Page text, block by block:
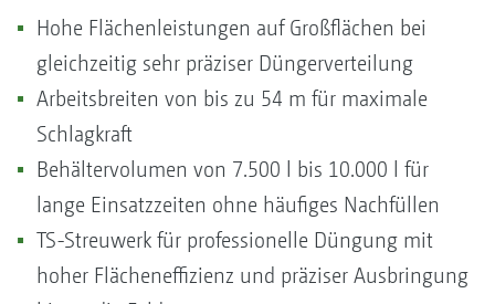
Hohe Flächenleistungen auf Großflächen bei
gleichzeitig sehr präziser Düngerverteilung
Arbeitsbreiten von bis zu 54 m für maximale
Schlagkraft
Behältervolumen von 7.500 l bis 10.000 l für
lange Einsatzzeiten ohne häufiges Nachfüllen
TS-Streuwerk für professionelle Düngung mit
hoher Flächeneffizienz und präziser Ausbringung